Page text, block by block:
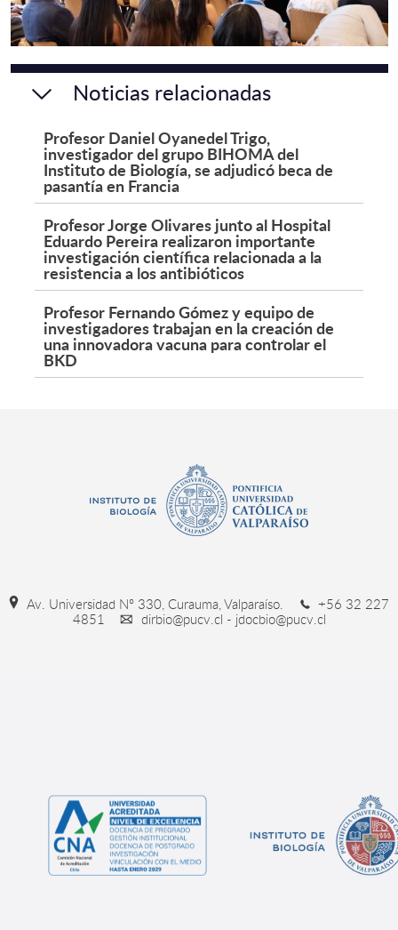
Noticias relacionadas
Profesor Daniel Oyanedel Trigo,
investigador del grupo BIHOMA del
Instituto de Biología, se adjudicó beca de
pasantía en Francia
Profesor Jorge Olivares junto al Hospital
Eduardo Pereira realizaron importante
investigación científica relacionada a la
resistencia a los antibióticos
Profesor Fernando Gómez y equipo de
investigadores trabajan en la creación de
una innovadora vacuna para controlar el
BKD
Av. Universidad Nº 330, Curauma, Valparaíso.
+56 32 227
4851
dirbio@pucv.cl - jdocbio@pucv.cl